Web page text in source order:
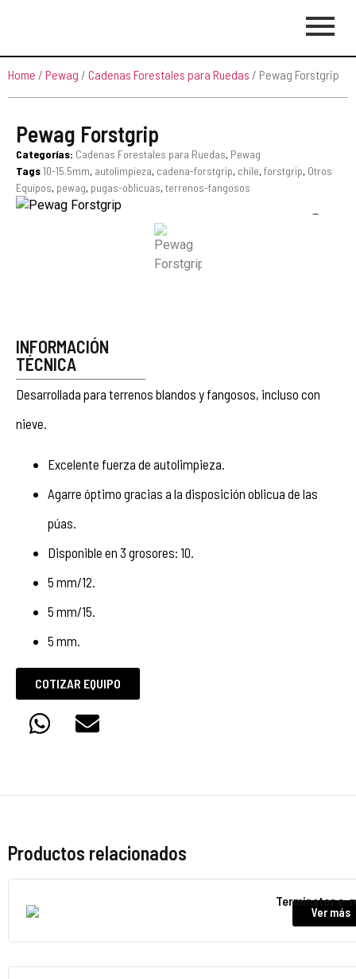
Home / Pewag / Cadenas Forestales para Ruedas / Pewag Forstgrip
Pewag Forstgrip
Categorías: Cadenas Forestales para Ruedas, Pewag
Tags10-15.5mm, autolimpieza, cadena-forstgrip, chile, forstgrip, Otros
Equipos, pewag, pugas-oblicuas, terrenos-fangosos
INFORMACIÓN
TÉCNICA
Desarrollada para terrenos blandos y fangosos, incluso con
nieve.
Excelente fuerza de autolimpieza.
Agarre óptimo gracias a la disposición oblicua de las
púas.
Disponible en 3 grosores: 10.
5 mm/12.
5 mm/15.
5 mm.
COTIZAR EQUIPO
Productos relacionados
Terminator e-
Ver más